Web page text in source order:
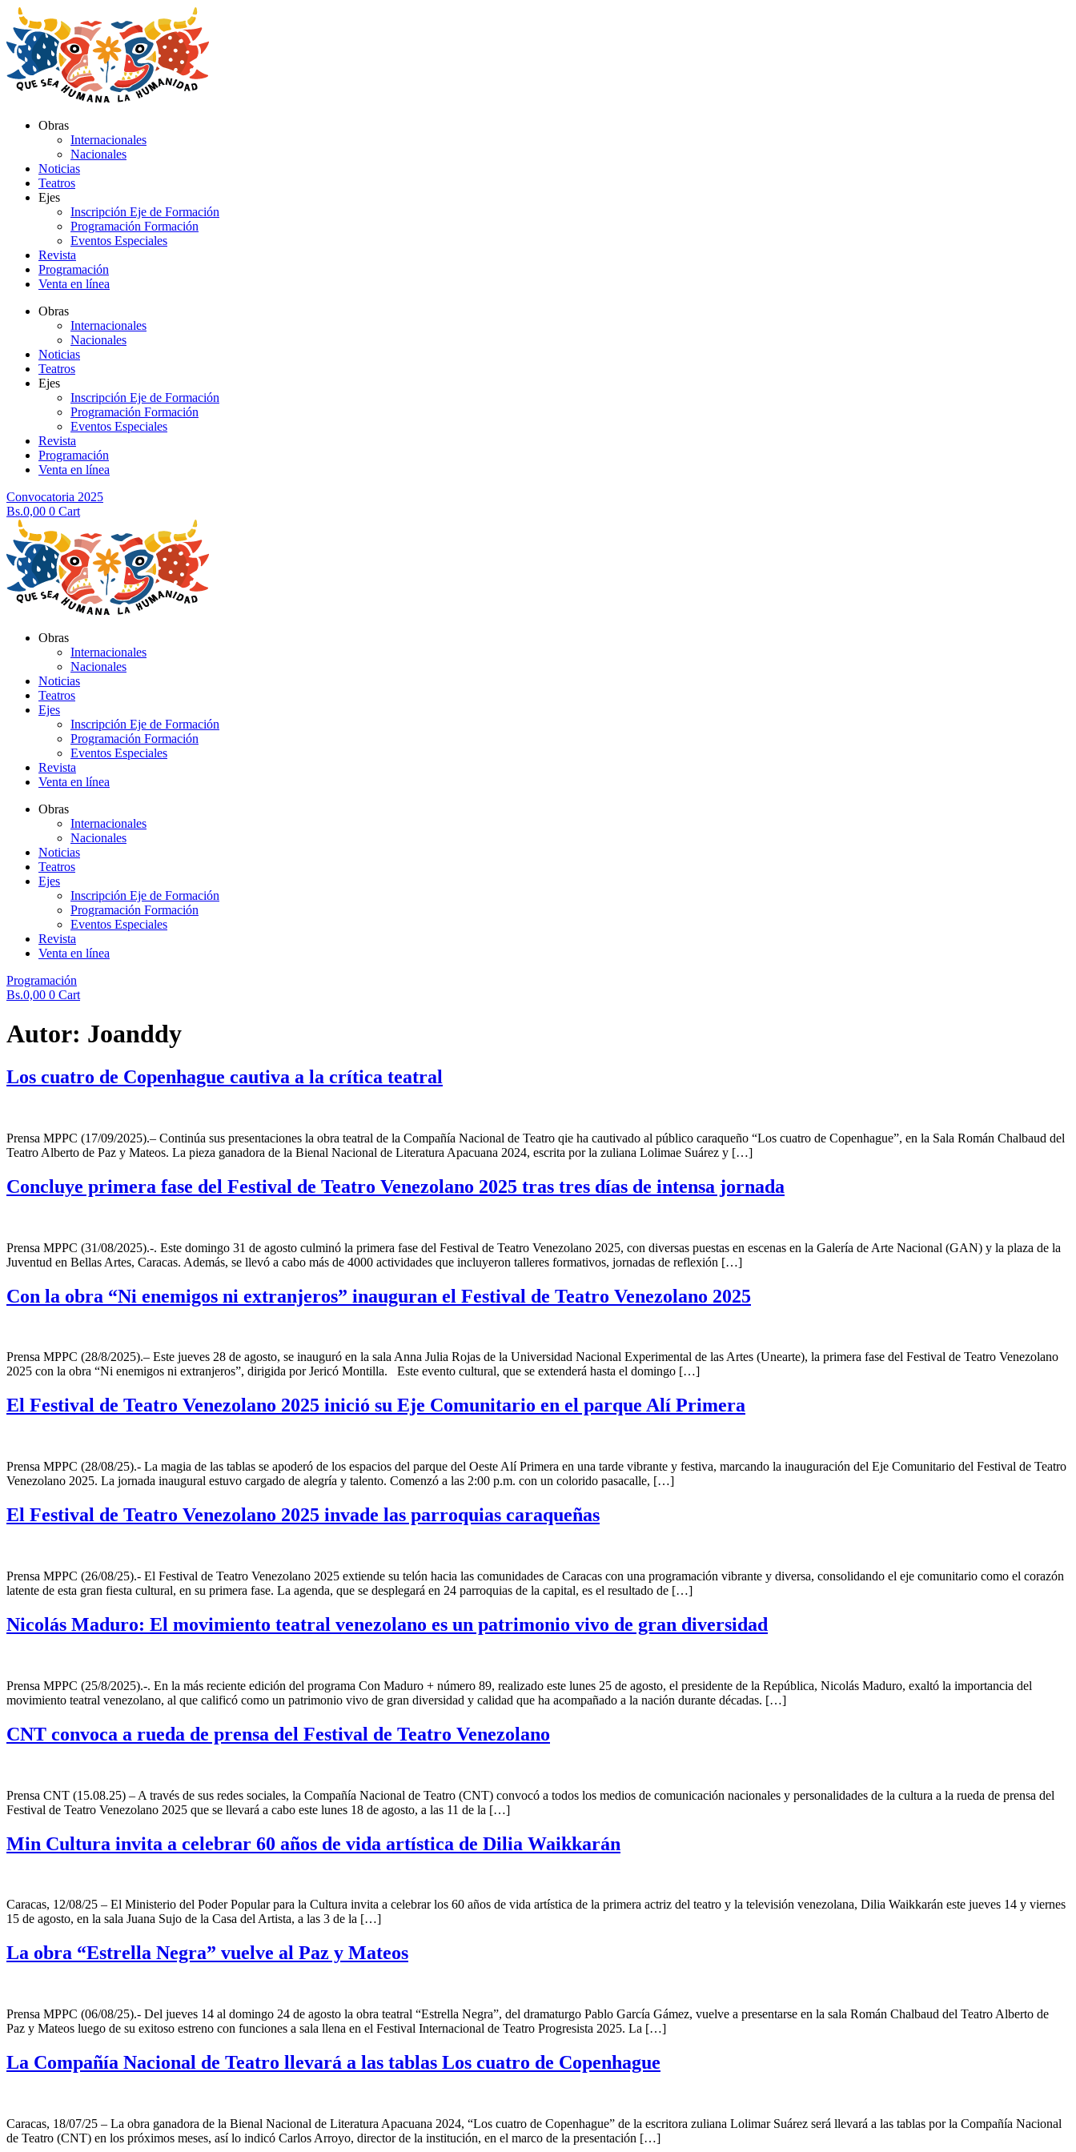
al
contenido
Obras
Internacionales
Nacionales
Noticias
Teatros
Ejes
Inscripción Eje de Formación
Programación Formación
Eventos Especiales
Revista
Programación
Venta en línea
Obras
Internacionales
Nacionales
Noticias
Teatros
Ejes
Inscripción Eje de Formación
Programación Formación
Eventos Especiales
Revista
Programación
Venta en línea
Convocatoria 2025
Bs.0,00 0 Cart
Obras
Internacionales
Nacionales
Noticias
Teatros
Ejes
Inscripción Eje de Formación
Programación Formación
Eventos Especiales
Revista
Venta en línea
Obras
Internacionales
Nacionales
Noticias
Teatros
Ejes
Inscripción Eje de Formación
Programación Formación
Eventos Especiales
Revista
Venta en línea
Programación
Bs.0,00 0 Cart
Autor: Joanddy
Los cuatro de Copenhague cautiva a la crítica teatral
Prensa MPPC (17/09/2025).– Continúa sus presentaciones la obra teatral de la Compañía Nacional de Teatro qie ha cautivado al público caraqueño “Los cuatro de Copenhague”, en la Sala Román Chalbaud del
Teatro Alberto de Paz y Mateos. La pieza ganadora de la Bienal Nacional de Literatura Apacuana 2024, escrita por la zuliana Lolimae Suárez y […]
Concluye primera fase del Festival de Teatro Venezolano 2025 tras tres días de intensa jornada
Prensa MPPC (31/08/2025).-. Este domingo 31 de agosto culminó la primera fase del Festival de Teatro Venezolano 2025, con diversas puestas en escenas en la Galería de Arte Nacional (GAN) y la plaza de la
Juventud en Bellas Artes, Caracas. Además, se llevó a cabo más de 4000 actividades que incluyeron talleres formativos, jornadas de reflexión […]
Con la obra “Ni enemigos ni extranjeros” inauguran el Festival de Teatro Venezolano 2025
Prensa MPPC (28/8/2025).– Este jueves 28 de agosto, se inauguró en la sala Anna Julia Rojas de la Universidad Nacional Experimental de las Artes (Unearte), la primera fase del Festival de Teatro Venezolano
2025 con la obra “Ni enemigos ni extranjeros”, dirigida por Jericó Montilla. Este evento cultural, que se extenderá hasta el domingo […]
El Festival de Teatro Venezolano 2025 inició su Eje Comunitario en el parque Alí Primera
Prensa MPPC (28/08/25).- La magia de las tablas se apoderó de los espacios del parque del Oeste Alí Primera en una tarde vibrante y festiva, marcando la inauguración del Eje Comunitario del Festival de Teatro
Venezolano 2025. La jornada inaugural estuvo cargado de alegría y talento. Comenzó a las 2:00 p.m. con un colorido pasacalle, […]
El Festival de Teatro Venezolano 2025 invade las parroquias caraqueñas
Prensa MPPC (26/08/25).- El Festival de Teatro Venezolano 2025 extiende su telón hacia las comunidades de Caracas con una programación vibrante y diversa, consolidando el eje comunitario como el corazón
latente de esta gran fiesta cultural, en su primera fase. La agenda, que se desplegará en 24 parroquias de la capital, es el resultado de […]
Nicolás Maduro: El movimiento teatral venezolano es un patrimonio vivo de gran diversidad
Prensa MPPC (25/8/2025).-. En la más reciente edición del programa Con Maduro + número 89, realizado este lunes 25 de agosto, el presidente de la República, Nicolás Maduro, exaltó la importancia del
movimiento teatral venezolano, al que calificó como un patrimonio vivo de gran diversidad y calidad que ha acompañado a la nación durante décadas. […]
CNT convoca a rueda de prensa del Festival de Teatro Venezolano
Prensa CNT (15.08.25) – A través de sus redes sociales, la Compañía Nacional de Teatro (CNT) convocó a todos los medios de comunicación nacionales y personalidades de la cultura a la rueda de prensa del
Festival de Teatro Venezolano 2025 que se llevará a cabo este lunes 18 de agosto, a las 11 de la […]
Min Cultura invita a celebrar 60 años de vida artística de Dilia Waikkarán
Caracas, 12/08/25 – El Ministerio del Poder Popular para la Cultura invita a celebrar los 60 años de vida artística de la primera actriz del teatro y la televisión venezolana, Dilia Waikkarán este jueves 14 y viernes
15 de agosto, en la sala Juana Sujo de la Casa del Artista, a las 3 de la […]
La obra “Estrella Negra” vuelve al Paz y Mateos
Prensa MPPC (06/08/25).- Del jueves 14 al domingo 24 de agosto la obra teatral “Estrella Negra”, del dramaturgo Pablo García Gámez, vuelve a presentarse en la sala Román Chalbaud del Teatro Alberto de
Paz y Mateos luego de su exitoso estreno con funciones a sala llena en el Festival Internacional de Teatro Progresista 2025. La […]
La Compañía Nacional de Teatro llevará a las tablas Los cuatro de Copenhague
Caracas, 18/07/25 – La obra ganadora de la Bienal Nacional de Literatura Apacuana 2024, “Los cuatro de Copenhague” de la escritora zuliana Lolimar Suárez será llevará a las tablas por la Compañía Nacional
de Teatro (CNT) en los próximos meses, así lo indicó Carlos Arroyo, director de la institución, en el marco de la presentación […]